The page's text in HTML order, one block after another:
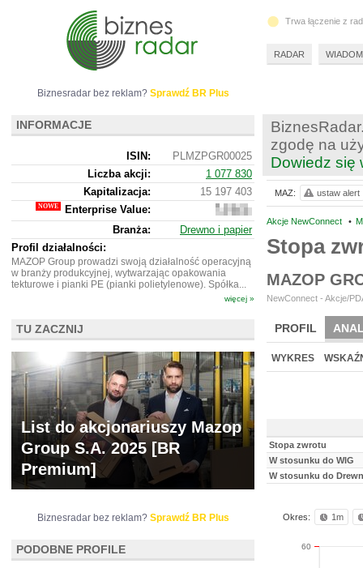
zgodę na
Dowiedz się
Akcje NewConnect •
Stopa
MAZOP
NewConnect - Akcje/
PROFIL
BR LAB
WYKRES
Stopa zwrotu
W stosunku do WIG
W stosunku do
Okres: 1m
60
MAZ: ustaw alert
Biznesradar bez reklam? Sprawdź BR Plus
INFORMACJE
ISIN:
PLMZPGR00025
Liczba akcji:
1 077 830
Kapitalizacja:
15 197 403
Enterprise Value:
23
222
403
Branża:
Drewno i papier
Profil działalności:
MAZOP Group prowadzi swoją działalność operacyjną
w branży produkcyjnej, wytwarzając opakowania
tekturowe i pianki PE (pianki polietylenowe). Spółka...
więcej »
TU ZACZNIJ
List do akcjonariuszy Mazop
Group S.A. 2025 [BR
Premium]
Biznesradar bez reklam? Sprawdź BR Plus
PODOBNE PROFILE
Trwa łączenie z
RADAR